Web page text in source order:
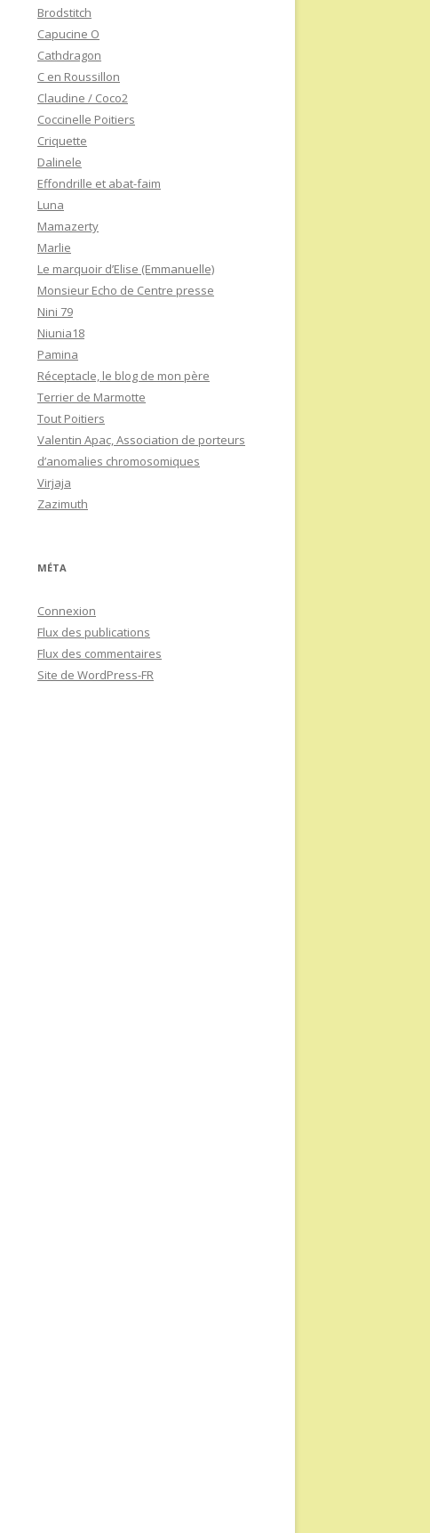
Brodstitch
Capucine O
Cathdragon
C en Roussillon
Claudine / Coco2
Coccinelle Poitiers
Criquette
Dalinele
Effondrille et abat-faim
Luna
Mamazerty
Marlie
Le marquoir d’Elise (Emmanuelle)
Monsieur Echo de Centre presse
Nini 79
Niunia18
Pamina
Réceptacle, le blog de mon père
Terrier de Marmotte
Tout Poitiers
Valentin Apac, Association de porteurs
d’anomalies chromosomiques
Virjaja
Zazimuth
MÉTA
Connexion
Flux des publications
Flux des commentaires
Site de WordPress-FR